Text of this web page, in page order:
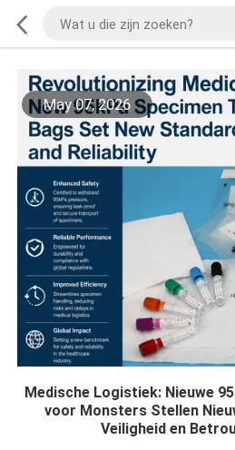
May 07, 2026
Medische Logistiek: Nieuwe
voor Monsters Stellen
Veiligheid en